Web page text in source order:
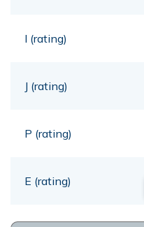
I (rating)
J (rating)
P (rating)
E (rating)